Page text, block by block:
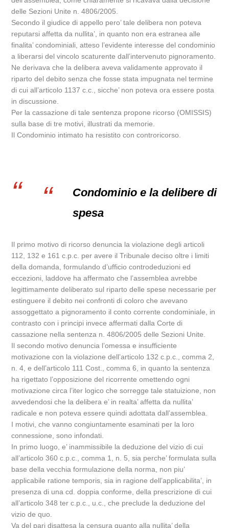
delle Sezioni Unite n. 4806/2005.
Secondo il giudice di appello pero’ tale delibera non poteva
reputarsi affetta da nullita’, in quanto non era estranea alle
finalita’ condominiali, atteso l’evidente interesse del condominio
a liberarsi del vincolo scaturente dall’intervenuto pignoramento.
Ne derivava che la delibera aveva validamente approvato il
riparto del debito senza che fosse stata impugnata nel termine
di cui all’articolo 1137 c.c., sicche’ non poteva ora essere posta
in discussione.
Per la cassazione di tale sentenza propone ricorso (OMISSIS)
sulla base di tre motivi, illustrati da memorie.
Il Condominio intimato ha resistito con controricorso.
Condominio e la delibere di
spesa
Il primo motivo di ricorso denuncia la violazione degli articoli
112, 132 e 161 c.p.c. per avere il Tribunale deciso oltre i limiti
della domanda, formulando d’ufficio controdeduzioni ed
eccezioni, laddove ha affermato che l’assemblea avrebbe
legittimamente deliberato sul riparto delle spese necessarie per
estinguere il debito nei confronti di coloro che avevano
assoggettato a pignoramento il conto corrente condominiale, in
contrasto con i principi invece affermati dalla Corte di
cassazione nella sentenza n. 4806/2005 delle Sezioni Unite.
Il secondo motivo denuncia l’omessa e insufficiente
motivazione con la violazione dell’articolo 132 c.p.c., comma 2,
n. 4, e dell’articolo 111 Cost., comma 6, in quanto la sentenza
ha rigettato l’opposizione del ricorrente omettendo ogni
motivazione circa l’iter logico che sorregge tale statuizione, non
avvedendosi che la delibera e’ in realta’ affetta da nullita’
radicale e non poteva essere quindi adottata dall’assemblea.
I motivi, che vanno congiuntamente esaminati per la loro
connessione, sono infondati.
In primo luogo, e’ inammissibile la deduzione del vizio di cui
all’articolo 360 c.p.c., comma 1, n. 5, sia perche’ formulata sulla
base della vecchia formulazione della norma, non piu’
applicabile ratione temporis, sia in ragione dell’applicabilita’, in
presenza di una cd. doppia conforme, della prescrizione di cui
all’articolo 348 ter c.p.c., u.c., che preclude la deduzione del
vizio de quo.
Va del pari disattesa la censura quanto alla nullita’ della